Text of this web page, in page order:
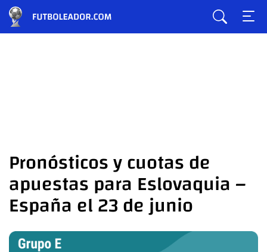
Pronósticos y cuotas de
apuestas para Eslovaquia –
España el 23 de junio